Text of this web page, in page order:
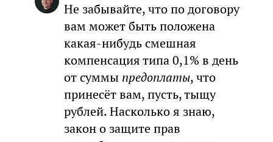
Не забывайте, что по договору
вам может быть положена
какая-нибудь смешная
компенсация типа 0,1% в день
от суммы предоплаты, что
принесёт вам, пусть, тыщу
рублей. Насколько я знаю,
закон о защите прав